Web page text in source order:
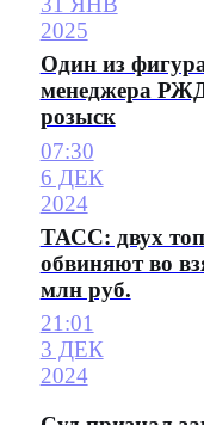
2025
Один из
менеджера
розыск
07:30
6 ДЕК
2024
ТАСС: двух
обвиняют во
млн руб.
21:01
3 ДЕК
2024